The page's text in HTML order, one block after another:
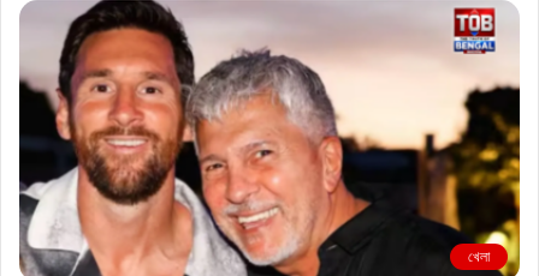
খেলা